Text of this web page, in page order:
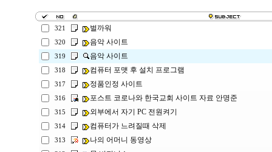
321 벌까워
320 음악 사이트
319 음악 사이트
318 컴퓨터 포맷 후 설치 프로그램
317 정품인정 사이트
316 포스트 코로나와 한국교회 사이트 자료 안명준
315 외부에서 자기 PC 전원켜기
314 컴퓨터가 느려질때 삭제
313 나의 어머니 동영상